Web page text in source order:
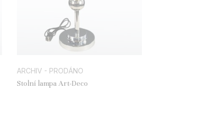
ARCHIV - PRODÁNO
Stolní lampa Art-Deco